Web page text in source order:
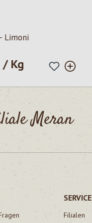
Limoni
Preis:
Kg
Meran
SERVICE
Filialen